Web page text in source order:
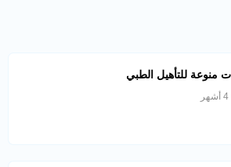
منوعة للتأهيل الطبي